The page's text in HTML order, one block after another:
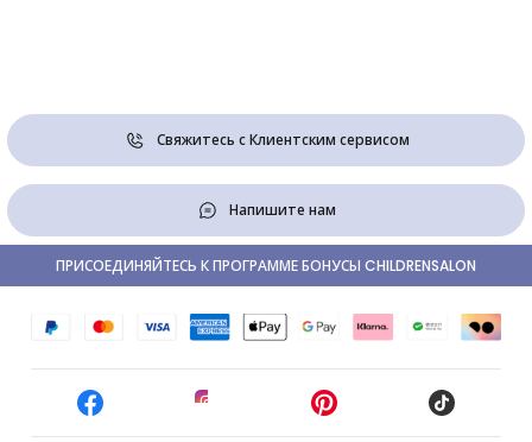
Свяжитесь с Клиентским сервисом
Напишите нам
ПРИСОЕДИНЯЙТЕСЬ К ПРОГРАММЕ БОНУСЫ CHILDRENSALON